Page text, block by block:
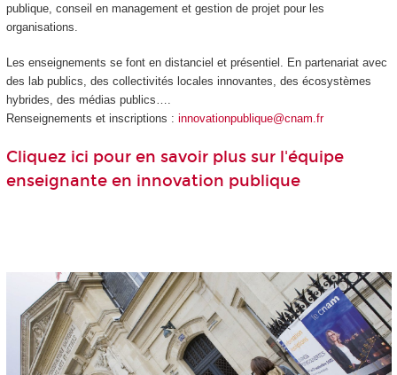
publique, conseil en management et gestion de projet pour les
organisations.
Les enseignements se font en distanciel et présentiel. En partenariat avec
des lab publics, des collectivités locales innovantes, des écosystèmes
hybrides, des médias publics….
Renseignements et inscriptions : innovationpublique@cnam.fr
Cliquez ici pour en savoir plus sur l'équipe
enseignante en innovation publique